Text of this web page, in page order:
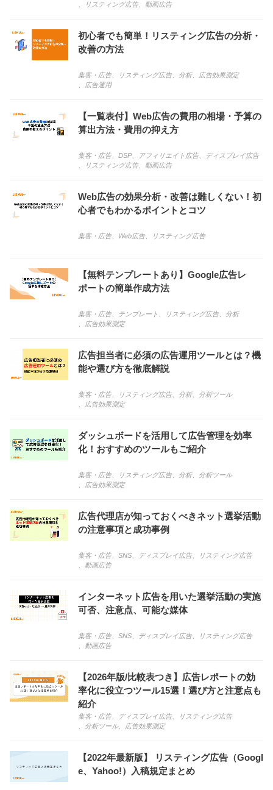
リスティング広告、 動画広告
初心者でも簡単！リスティング広告の分析・
改善の方法
集客・広告、 リスティング広告、 分析、
広告効果測定
広告運用
【一覧表付】Web広告の費用の相場・予算の
算出方法・費用の抑え方
集客・広告、 DSP アフィリエイト広告、
ディスプレイ広告
リスティング広告、 動画広告
Web広告の効果分析・改善は難しくない！初
心者でもわかるポイントとコツ
集客・広告、 Web広告、 リスティング広告
【無料テンプレートあり】Google広告レ
ポートの簡単作成方法
集客・広告、 テンプレート リスティング広告、 分析
広告効果測定
広告担当者に必須の広告運用ツールとは？機
能や選び方を徹底解説
集客・広告、 リスティング広告、 分析、 分析ツール
広告効果測定
ダッシュボードを活用して広告管理を効率
化！おすすめのツールもご紹介
集客・広告、 リスティング広告、 分析、 分析ツール
広告効果測定
広告代理店が知っておくべきネット選挙活動
の注意事項と成功事例
集客・広告、 SNS ディスプレイ広告、
リスティング広告
動画広告
インターネット広告を用いた選挙活動の実施
可否、注意点、可能な媒体
集客・広告、 SNS ディスプレイ広告、
リスティング広告
動画広告
【2026年版/比較表つき】広告レポートの効
率化に役立つツール15選！選び方と注意点も
紹介
集客・広告、 ディスプレイ広告、
リスティング広告
分析ツール、 広告効果測定
【2022年最新版】 リスティング広告（Googl
e、Yahoo!）入稿規定まとめ